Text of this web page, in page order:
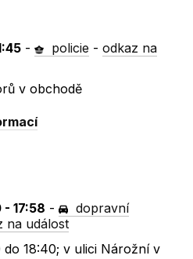
- policie -odkaz na
v obchodě
- 17:58 -
dopravní
na událost
do 18:40; v ulici Nárožní v